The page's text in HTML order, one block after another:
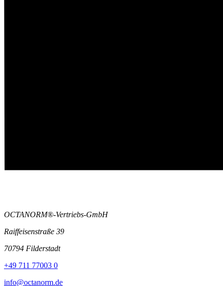
OCTANORM®-Vertriebs-GmbH
Raiffeisenstraße 39
70794 Filderstadt
+49 711 77003 0
info@octanorm.de